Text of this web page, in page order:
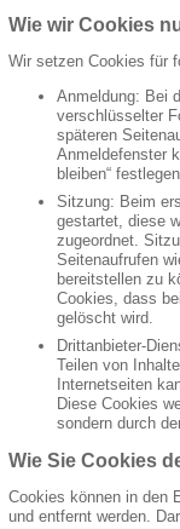
Wie wir Cookies
Wir setzen Cookies für
Anmeldung: Bei
verschlüsselter
späteren
Anmeldefenster
bleiben“
Sitzung: Beim
gestartet, diese
zugeordnet.
Seitenaufrufen
bereitstellen zu
Cookies, dass
gelöscht wird.
Drittanbieter-
Teilen von
Internetseiten
Diese Cookies
sondern durch
Wie Sie Cookies
Cookies können in den
und entfernt werden.